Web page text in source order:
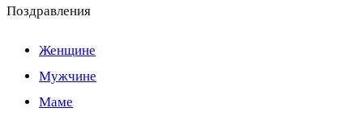
Поздравления
Женщине
Мужчине
Маме